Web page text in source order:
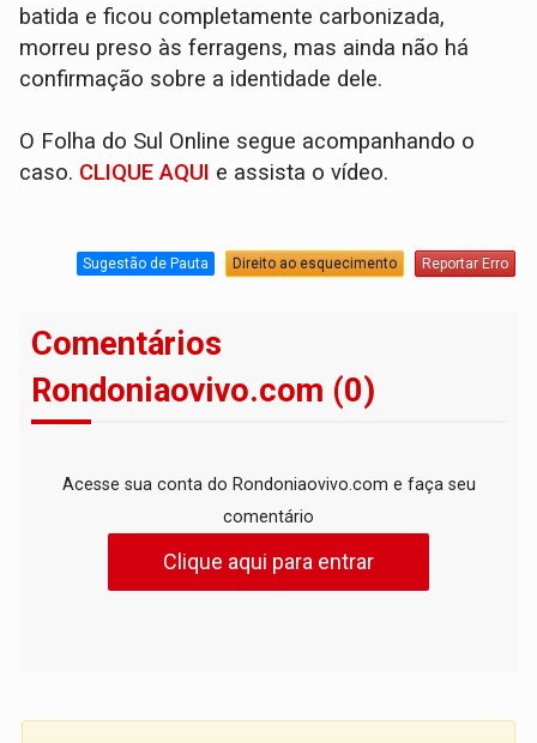
batida e ficou completamente carbonizada,
morreu preso às ferragens, mas ainda não há
confirmação sobre a identidade dele.
O Folha do Sul Online segue acompanhando o
caso. CLIQUE AQUI e assista o vídeo.
Sugestão de Pauta Direito ao esquecimento Reportar Erro
Comentários
Rondoniaovivo.com (0)
Acesse sua conta do Rondoniaovivo.com e faça seu
comentário
Clique aqui para entrar